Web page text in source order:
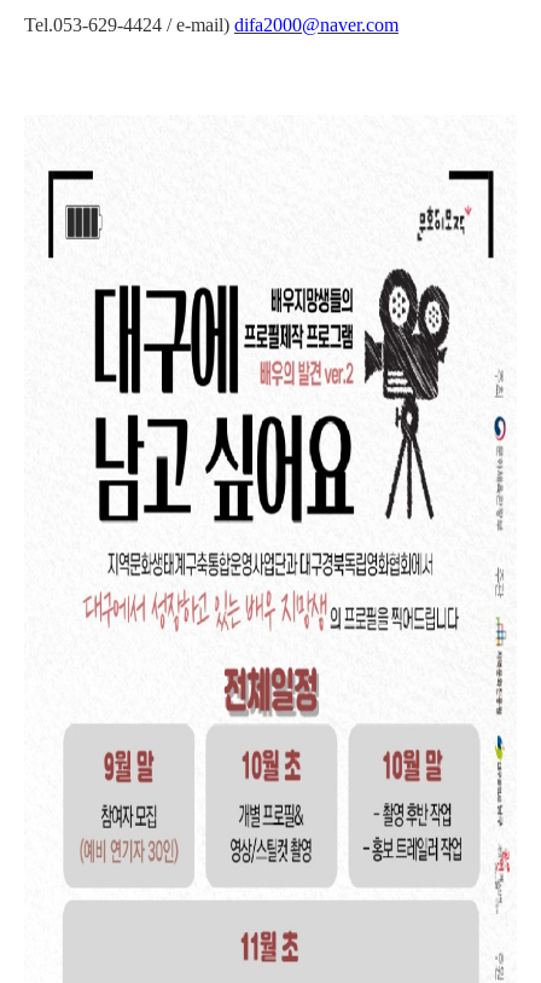
Tel.053-629-4424 / e-mail) difa2000@naver.com